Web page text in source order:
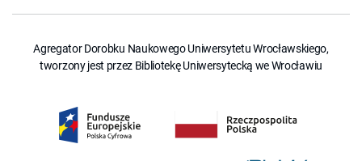
Agregator Dorobku Naukowego Uniwersytetu Wrocławskiego,
tworzony jest przez Bibliotekę Uniwersytecką we Wrocławiu